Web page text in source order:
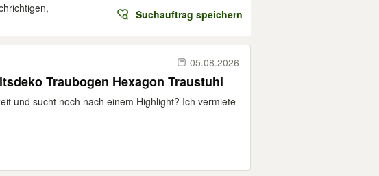
Suchauftrag speichern
05.08.2026
Traubogen Hexagon Traustuhl
und sucht noch nach einem Highlight? Ich vermiete